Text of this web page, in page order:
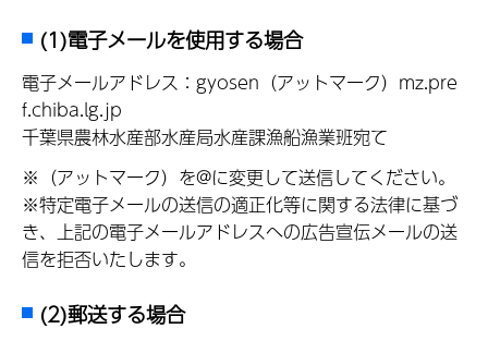
(1)電子メールを使用する場合
電子メールアドレス：gyosen（アットマーク）mz.pre
f.chiba.lg.jp
千葉県農林水産部水産局水産課漁船漁業班宛て
※（アットマーク）を@に変更して送信してください。
※特定電子メールの送信の適正化等に関する法律に基づ
き、上記の電子メールアドレスへの広告宣伝メールの送
信を拒否いたします。
(2)郵送する場合